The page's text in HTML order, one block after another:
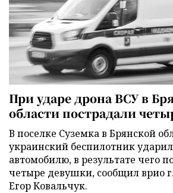
При ударе дрона ВСУ в
области пострадали
В поселке Суземка в Брянской
украинский беспилотник
автомобилю, в результате чего
четыре девушки, сообщил врио
Егор Ковальчук.